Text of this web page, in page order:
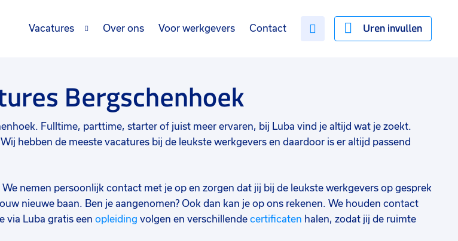
Uren invullen
Vacatures Over ons Voor werkgevers Contact
Bergschenhoek
Fulltime, parttime, starter of juist meer ervaren, bij Luba vind je altijd wat je zoekt.
hebben de meeste vacatures bij de leukste werkgevers en daardoor is er altijd passend
nemen persoonlijk contact met je op en zorgen dat jij bij de leukste werkgevers op gesprek
nieuwe baan. Ben je aangenomen? Ook dan kan je op ons rekenen. We houden contact
via Luba gratis een opleiding volgen en verschillende certificaten halen, zodat jij de ruimte